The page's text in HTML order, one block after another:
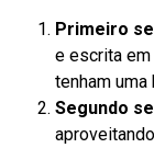
Primeiro
e escrita em
tenham uma
Segundo